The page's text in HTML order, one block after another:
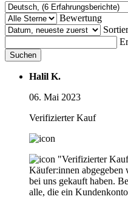
Bewertung
Suchen
Halil K.
06. Mai 2023
Verifizierter Kauf
"Verifizierter
Käufer:innen abgegeben
bei uns gekauft haben.
alle, die ein